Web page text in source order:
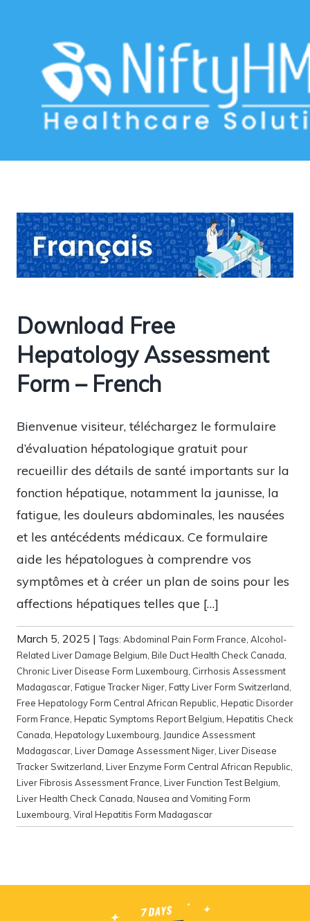
Hepatitis Check Canada
Download Free
Hepatology Assessment
Form – French
Bienvenue visiteur, téléchargez le formulaire
d’évaluation hépatologique gratuit pour
recueillir des détails de santé importants sur la
fonction hépatique, notamment la jaunisse, la
fatigue, les douleurs abdominales, les nausées
et les antécédents médicaux. Ce formulaire
aide les hépatologues à comprendre vos
symptômes et à créer un plan de soins pour les
affections hépatiques telles que […]
March 5, 2025 |Tags: Abdominal Pain Form France Alcohol-
Related Liver Damage Belgium Bile Duct Health Check Canada
Chronic Liver Disease Form Luxembourg Cirrhosis Assessment
Madagascar Fatigue Tracker Niger Fatty Liver Form Switzerland
Free Hepatology Form Central African Republic Hepatic Disorder
Form France Hepatic Symptoms Report Belgium Hepatitis Check
Canada Hepatology Luxembourg Jaundice Assessment
Madagascar Liver Damage Assessment Niger Liver Disease
Tracker Switzerland Liver Enzyme Form Central African Republic
Liver Fibrosis Assessment France Liver Function Test Belgium
Liver Health Check Canada Nausea and Vomiting Form
Luxembourg Viral Hepatitis Form Madagascar